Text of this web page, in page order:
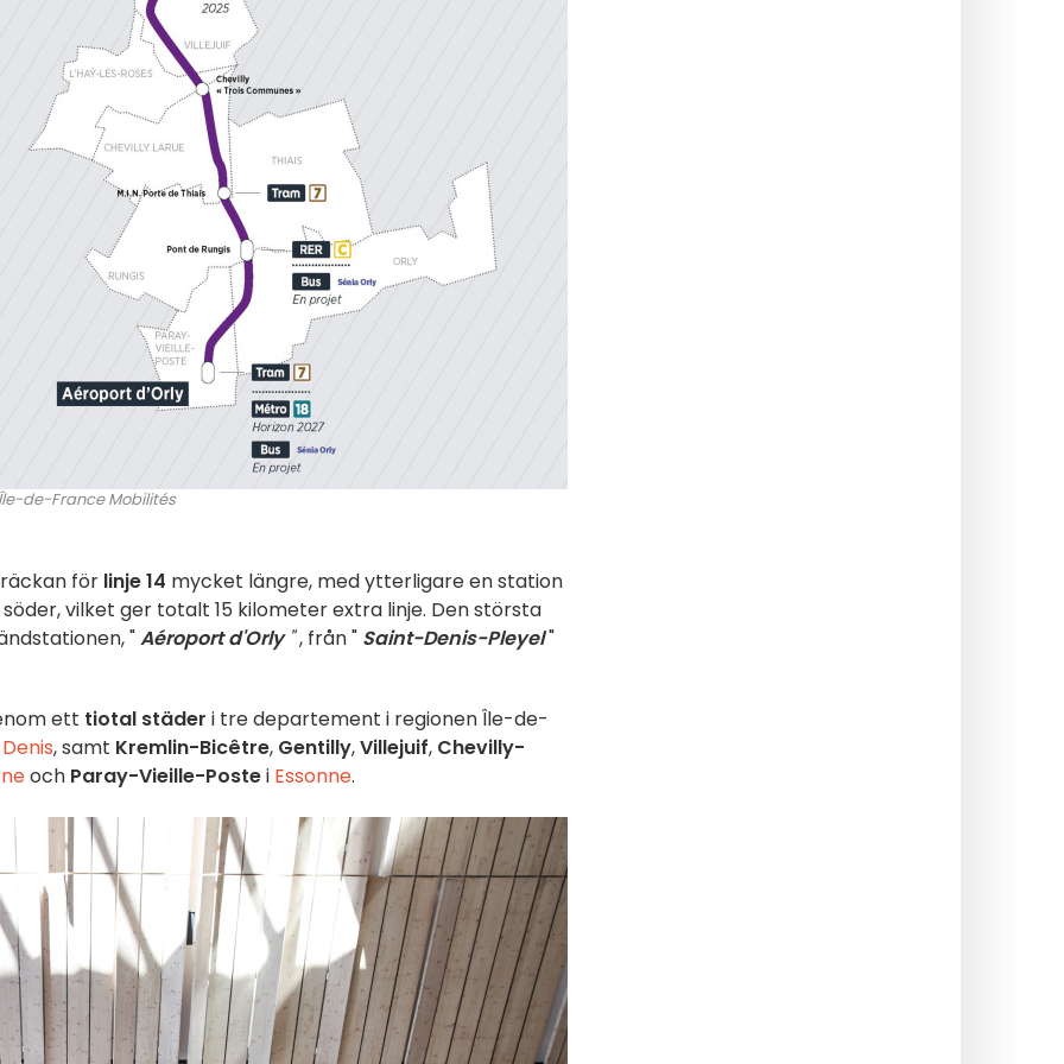
de-France Mobilités
för linje 14 mycket längre, med ytterligare en station
vilket ger totalt 15 kilometer extra linje. Den största
"Aéroport d'Orly", från " Saint-Denis-Pleyel"
ett tiotal städer i tre departement i regionen Île-de-
, samt Kremlin-Bicêtre, Gentilly,Villejuif, Chevilly-
och Paray-Vieille-Postei Essonne.